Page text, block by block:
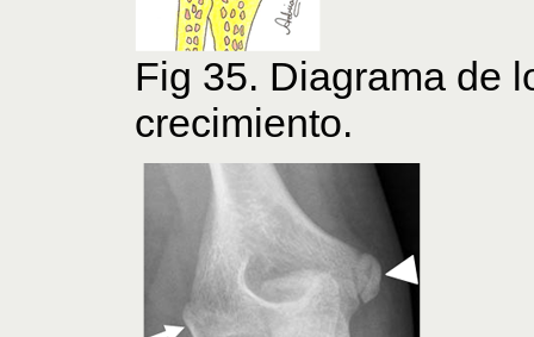
Fig 35. Diagrama de
crecimiento.